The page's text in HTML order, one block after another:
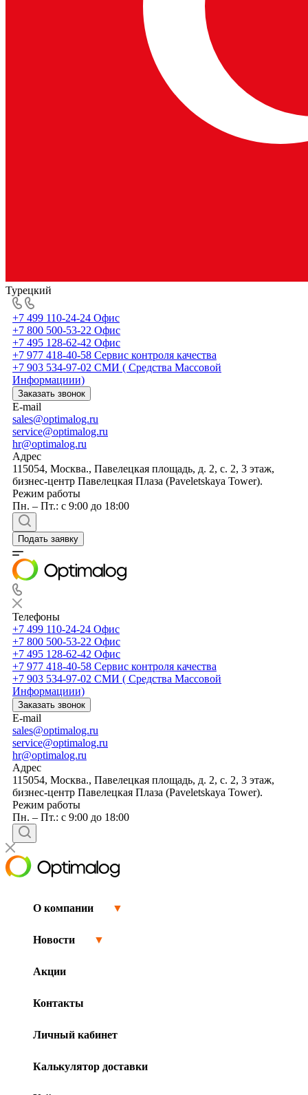
Турецкий
+7 499 110-24-24 Офис
+7 800 500-53-22 Офис
+7 495 128-62-42 Офис
+7 977 418-40-58 Сервис контроля качества
+7 903 534-97-02 СМИ ( Средства Массовой
Информациии)
Заказать звонок
E-mail
sales@optimalog.ru
service@optimalog.ru
hr@optimalog.ru
Адрес
115054, Москва., Павелецкая площадь, д. 2, с. 2, 3 этаж,
бизнес-центр Павелецкая Плаза (Paveletskaya Tower).
Режим работы
Пн. – Пт.: с 9:00 до 18:00
Подать заявку
Телефоны
+7 499 110-24-24 Офис
+7 800 500-53-22 Офис
+7 495 128-62-42 Офис
+7 977 418-40-58 Сервис контроля качества
+7 903 534-97-02 СМИ ( Средства Массовой
Информациии)
Заказать звонок
E-mail
sales@optimalog.ru
service@optimalog.ru
hr@optimalog.ru
Адрес
115054, Москва., Павелецкая площадь, д. 2, с. 2, 3 этаж,
бизнес-центр Павелецкая Плаза (Paveletskaya Tower).
Режим работы
Пн. – Пт.: с 9:00 до 18:00
О компании ▼
Новости ▼
Акции
Контакты
Личный кабинет
Калькулятор доставки